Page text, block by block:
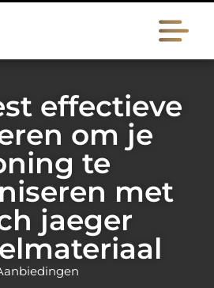
effectieve
om je
te
met
jaeger